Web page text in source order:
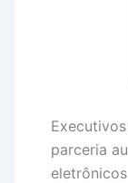
parceria